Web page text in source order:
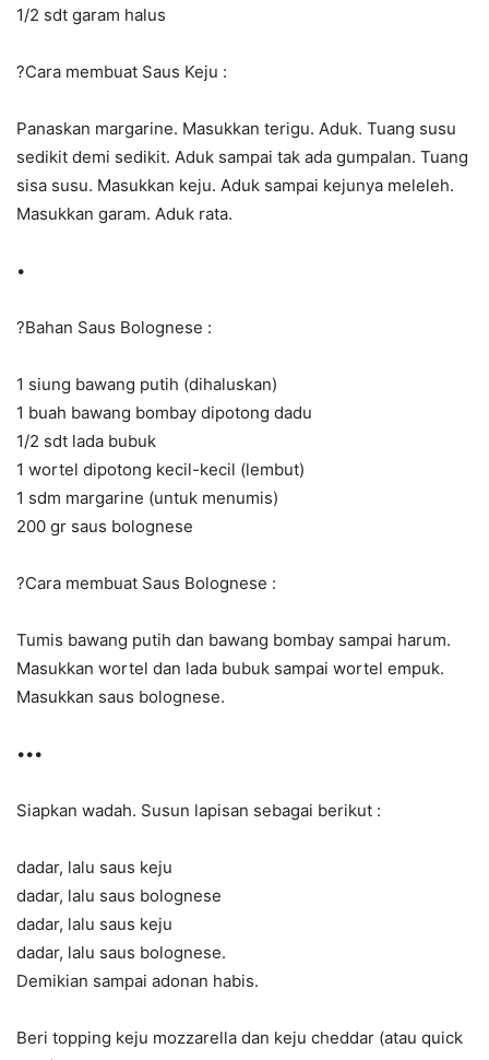
1/2 sdt garam halus
?Cara membuat Saus Keju :
Panaskan margarine. Masukkan terigu. Aduk. Tuang susu
sedikit demi sedikit. Aduk sampai tak ada gumpalan. Tuang
sisa susu. Masukkan keju. Aduk sampai kejunya meleleh.
Masukkan garam. Aduk rata.
•
?Bahan Saus Bolognese :
1 siung bawang putih (dihaluskan)
1 buah bawang bombay dipotong dadu
1/2 sdt lada bubuk
1 wortel dipotong kecil-kecil (lembut)
1 sdm margarine (untuk menumis)
200 gr saus bolognese
?Cara membuat Saus Bolognese :
Tumis bawang putih dan bawang bombay sampai harum.
Masukkan wortel dan lada bubuk sampai wortel empuk.
Masukkan saus bolognese.
•••
Siapkan wadah. Susun lapisan sebagai berikut :
dadar, lalu saus keju
dadar, lalu saus bolognese
dadar, lalu saus keju
dadar, lalu saus bolognese.
Demikian sampai adonan habis.
Beri topping keju mozzarella dan keju cheddar (atau quick